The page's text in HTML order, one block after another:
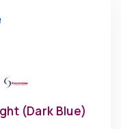
(Dark Blue)